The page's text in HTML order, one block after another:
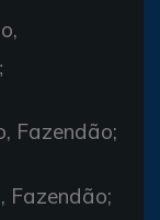
Fazendão;
Fazendão;